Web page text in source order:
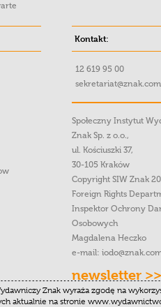
Kontakt:
12 619 95 00
Społeczny Instytut
Znak Sp. z o.o.,
ul. Kościuszki 37,
30-105 Kraków
Copyright SIW Znak
Foreign Rights
Inspektor Ochrony
Osobowych
Magdalena Heczko
e-mail:
newsletter >>
Znak wyraża zgodę na
aktualnie na stronie